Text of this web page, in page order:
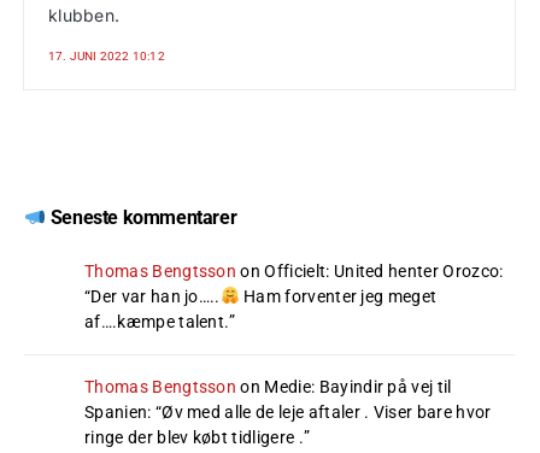
klubben.
17. JUNI 2022 10:12
Seneste kommentarer
Thomas Bengtsson onOfficielt: United henter Orozco:
“Der var han jo…..
Ham forventer jeg meget
af….kæmpe talent.”
Thomas Bengtsson on Medie: Bayindir på vej til
Spanien: “Øv med alle de leje aftaler . Viser bare hvor
ringe der blev købt tidligere .”